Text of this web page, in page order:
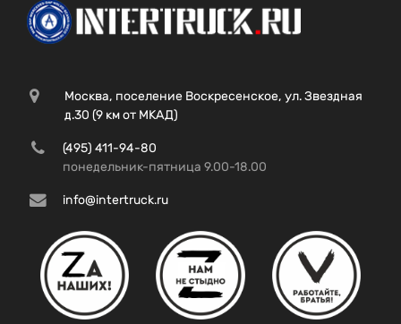
Москва, поселение Воскресенское, ул. Звездная
д.30 (9 км от МКАД)
(495) 411-94-80
понедельник-пятница 9.00-18.00
info@intertruck.ru